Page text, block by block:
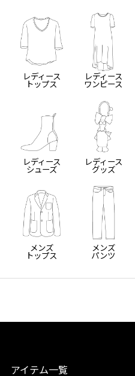
レディース
トップス
レディース
ワンピース
レディース
シューズ
レディース
グッズ
メンズ
トップス
メンズ
パンツ
アイテム一覧